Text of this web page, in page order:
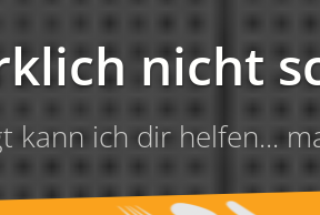
nicht
kann ich dir helfen...